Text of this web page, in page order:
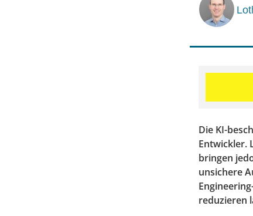
Die KI-
Entwickler.
bringen
unsichere
reduzieren